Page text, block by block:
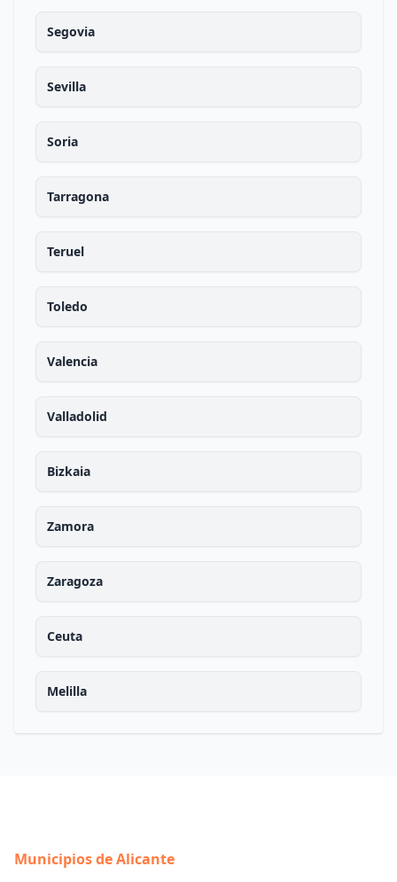
Segovia
Sevilla
Soria
Tarragona
Teruel
Toledo
Valencia
Valladolid
Bizkaia
Zamora
Zaragoza
Ceuta
Melilla
Municipios de Alicante